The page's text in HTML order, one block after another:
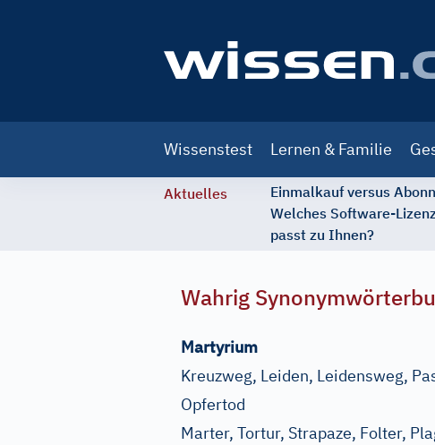
navigation
Wissenstest Lernen & Familie
Aktuelles
Einmalkauf versus
Welches Software-
passt zu Ihnen?
Wahrig
Martyrium
Kreuzweg, Leiden, Leidensweg,
Opfertod
Marter, Tortur, Strapaze, Folter,